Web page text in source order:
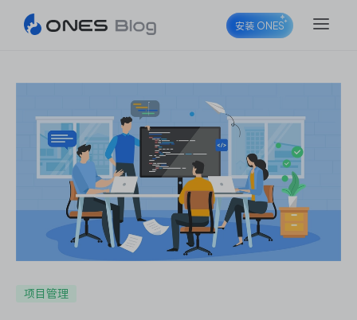
ONES Project
ONES Wiki
ONES Desk
安装 ONES
项目管理